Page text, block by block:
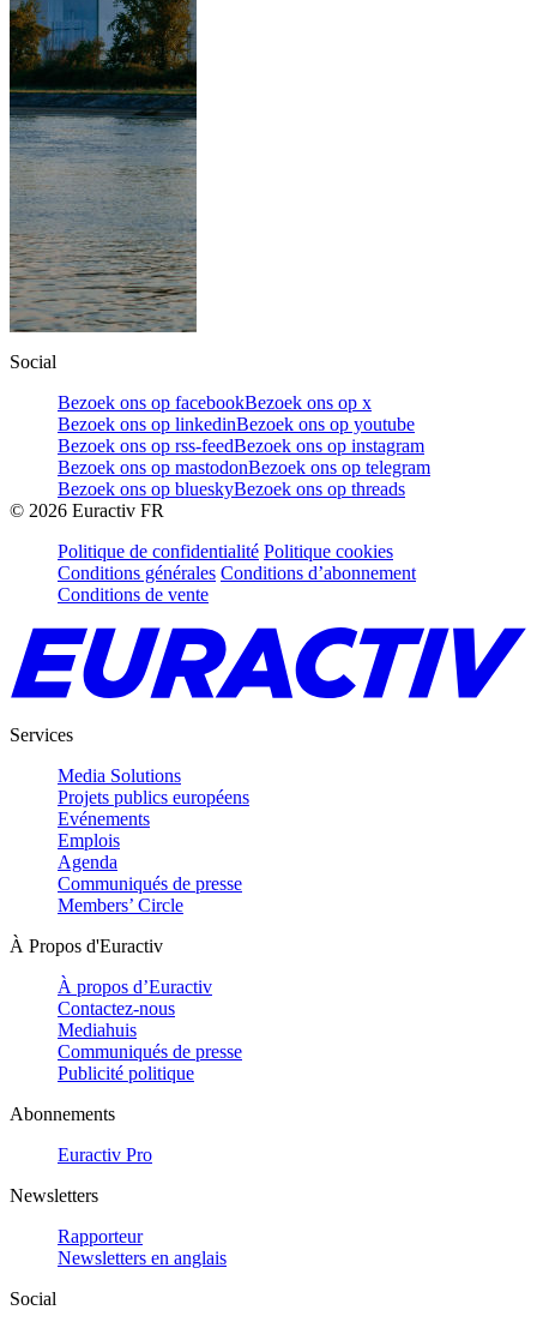
Social
Bezoek ons op facebookBezoek ons op x
Bezoek ons op linkedinBezoek ons op youtube
Bezoek ons op rss-feedBezoek ons op instagram
Bezoek ons op mastodonBezoek ons op telegram
Bezoek ons op blueskyBezoek ons op threads
© 2026 Euractiv FR
Politique de confidentialité Politique cookies
Conditions générales Conditions d’abonnement
Conditions de vente
Services
Media Solutions
Projets publics européens
Evénements
Emplois
Agenda
Communiqués de presse
Members’ Circle
À Propos d'Euractiv
À propos d’Euractiv
Contactez-nous
Mediahuis
Communiqués de presse
Publicité politique
Abonnements
Euractiv Pro
Newsletters
Rapporteur
Newsletters en anglais
Social